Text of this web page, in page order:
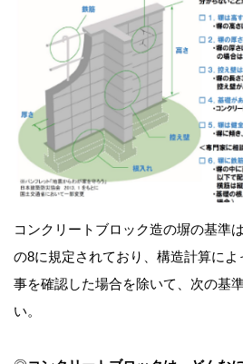
コンクリートブロック造の塀の基準
の8に規定されており、構造計算に
事を確認した場合を除いて、次の基
い。